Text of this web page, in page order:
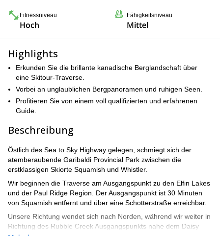
Fitnessniveau
Hoch
Fähigkeitsniveau
Mittel
Highlights
Erkunden Sie die brillante kanadische Berglandschaft über
eine Skitour-Traverse.
Vorbei an unglaublichen Bergpanoramen und ruhigen Seen.
Profitieren Sie von einem voll qualifizierten und erfahrenen
Guide.
Beschreibung
Östlich des Sea to Sky Highway gelegen, schmiegt sich der
atemberaubende Garibaldi Provincial Park zwischen die
erstklassigen Skiorte Squamish und Whistler.
Wir beginnen die Traverse am Ausgangspunkt zu den Elfin Lakes
und der Paul Ridge Region. Der Ausgangspunkt ist 30 Minuten
von Squamish entfernt und über eine Schotterstraße erreichbar.
Unsere Richtung wendet sich nach Norden, während wir weiter in
Richtung des Rubble Creek Ausgangspunkts nahe dem Daisy